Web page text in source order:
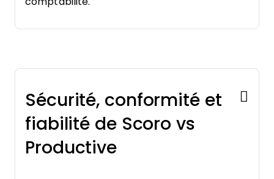
Sécurité, conformité et
fiabilité de Scoro vs
Productive